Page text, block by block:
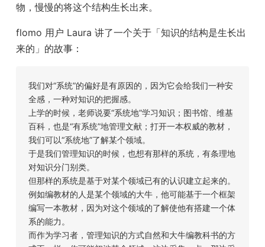
物，慢慢的将这个结构生长出来。
flomo 用户 Laura 讲了一个关于「知识的结构是生长出
来的」的故事：
我们对“系统”的偏好是有原因的，因为它会给我们一种安
全感，一种对知识的把握感。
上学的时候，老师说要“系统地”学习知识；图书馆、维基
百科，也是“有系统”地管理文献；打开一本权威的教材，
我们可以“系统地”了解某个领域。
于是我们管理知识的时候，也想有那样的系统，有条理地
对知识分门别类。
但那样的系统是基于对某个领域已有的认识建立起来的。
例如编教材的人是某个领域的大牛，他可能基于一个框架
编写一本教材，因为对这个领域的了解使他有搭建一个体
系的能力。
而作为学习者，管理知识的方式自然和大牛编教科书的方